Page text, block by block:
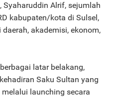
Syaharuddin Alrif, sejumlah
kabupaten/kota di Sulsel,
akademisi, ekonom,
latar belakang,
Saku Sultan yang
launching secara